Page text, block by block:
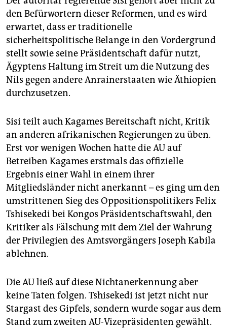
den Befürwortern dieser Reformen, und es wird
erwartet, dass er tradi­tio­nelle
sicherheitspolitische Belange in den Vordergrund
stellt sowie seine Präsidentschaft dafür nutzt,
Ägyptens Haltung im Streit um die Nutzung des
Nils gegen andere Anrainerstaaten wie Äthiopien
durchzusetzen.
Sisi teilt auch Kagames Bereitschaft nicht, Kritik
an anderen afrikanischen Regierungen zu üben.
Erst vor wenigen Wochen hatte die AU auf
Betreiben Kagames erstmals das offizielle
Ergebnis einer Wahl in einem ihrer
Mitgliedsländer nicht anerkannt – es ging um den
umstrittenen Sieg des Oppositionspolitikers Felix
Tshisekedi bei Kongos Präsidentschaftswahl, den
Kritiker als Fälschung mit dem Ziel der Wahrung
der Privilegien des Amtsvorgängers Joseph Kabila
ablehnen.
Die AU ließ auf diese Nichtanerkennung aber
keine Taten folgen. Tshisekedi ist jetzt nicht nur
Stargast des Gipfels, sondern wurde sogar aus dem
Stand zum zweiten AU-Vizepräsidenten gewählt.